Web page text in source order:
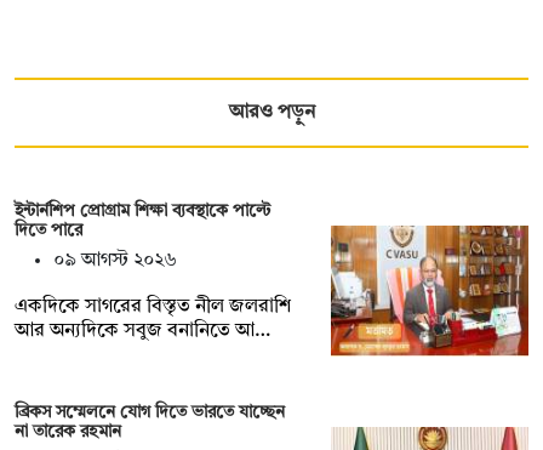
আরও পড়ুন
ইন্টার্নশিপ প্রোগ্রাম শিক্ষা ব্যবস্থাকে পাল্টে
দিতে পারে
০৯ আগস্ট ২০২৬
একদিকে সাগরের বিস্তৃত নীল জলরাশি
আর অন্যদিকে সবুজ বনানিতে আ…
ব্রিকস সম্মেলনে যোগ দিতে ভারতে যাচ্ছেন
না তারেক রহমান